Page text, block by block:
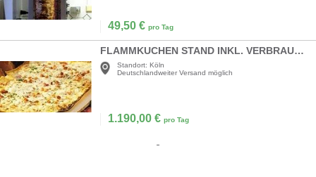
49,50 € pro Tag
FLAMMKUCHEN STAND INKL. VERBRAUCHSMATERIAL
Standort: Köln
Deutschlandweiter Versand möglich
1.190,00 € pro Tag